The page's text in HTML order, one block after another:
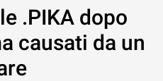
.PIKA dopo
causati da un